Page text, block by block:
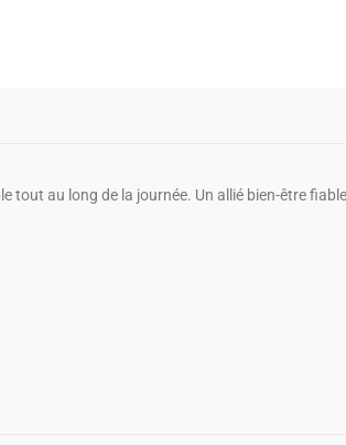
tout au long de la journée. Un allié bien-être